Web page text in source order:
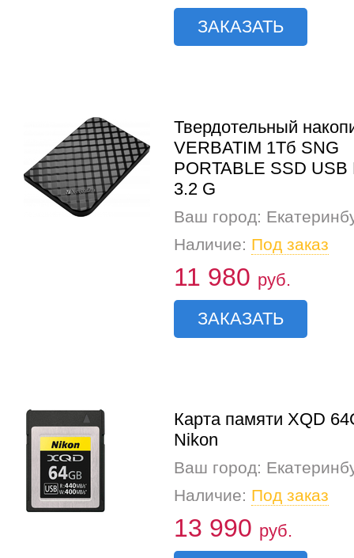
ЗАКАЗАТЬ
Твердотельный
VERBATIM 1Тб SNG
PORTABLE SSD USB
3.2 G
Ваш город:
Наличие: Под заказ
11 980 руб.
ЗАКАЗАТЬ
Карта памяти XQD
Nikon
Ваш город:
Наличие: Под заказ
13 990 руб.